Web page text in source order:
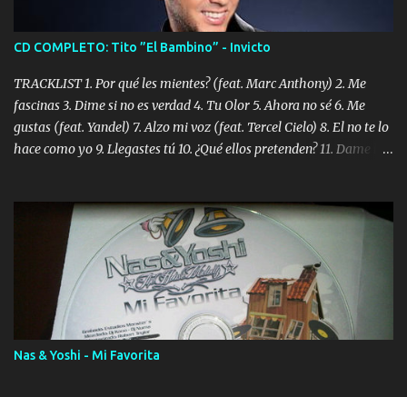
CD COMPLETO: Tito ”El Bambino” - Invicto
TRACKLIST 1. Por qué les mientes? (feat. Marc Anthony) 2. Me
fascinas 3. Dime si no es verdad 4. Tu Olor 5. Ahora no sé 6. Me
gustas (feat. Yandel) 7. Alzo mi voz (feat. Tercel Cielo) 8. El no te lo
hace como yo 9. Llegastes tú 10. ¿Qué ellos pretenden? 11. Dame la
Digital Booklet – Invicto ----------------------------- Nota:
Album proposto al massimo della qualità in formato iTunes Plus
AAC M4A; comprato su iTunes e a disposizione vostra per il
download. REGGAETON ITALIA Nosotros Somos Los Del
Momento!
Nas & Yoshi - Mi Favorita